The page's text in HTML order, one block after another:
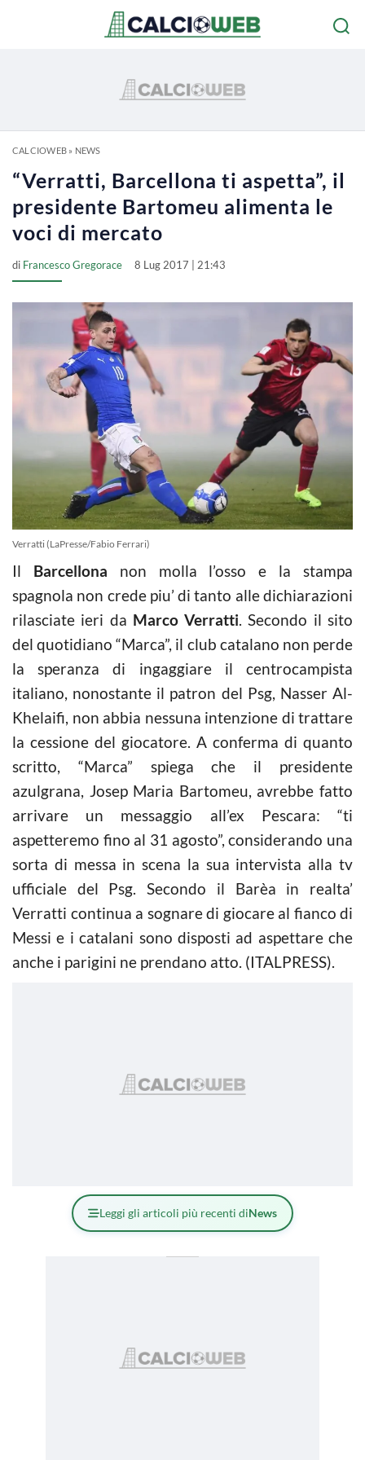
CALCIOWEB» NEWS
“Verratti, Barcellona ti aspetta”, il
presidente Bartomeu alimenta le
voci di mercato
di Francesco Gregorace 8 Lug 2017 | 21:43
Verratti (LaPresse/Fabio Ferrari)
Il Barcellona non molla l’osso e la stampa
spagnola non crede piu’ di tanto alle dichiarazioni
rilasciate ieri da Marco Verratti. Secondo il sito
del quotidiano “Marca”, il club catalano non perde
la speranza di ingaggiare il centrocampista
italiano, nonostante il patron del Psg, Nasser Al-
Khelaifi, non abbia nessuna intenzione di trattare
la cessione del giocatore. A conferma di quanto
scritto, “Marca” spiega che il presidente
azulgrana, Josep Maria Bartomeu, avrebbe fatto
arrivare un messaggio all’ex Pescara: “ti
aspetteremo fino al 31 agosto”, considerando una
sorta di messa in scena la sua intervista alla tv
ufficiale del Psg. Secondo il Barèa in realta’
Verratti continua a sognare di giocare al fianco di
Messi e i catalani sono disposti ad aspettare che
anche i parigini ne prendano atto. (ITALPRESS).
Leggi gli articoli più recenti diNews